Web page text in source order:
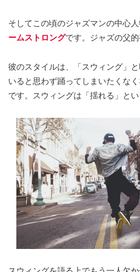
そしてこの頃のジャズマンの中心
ームストロングです。ジャズの父的
彼のスタイルは、「スウィング」
いると思わず踊ってしまいたくな
です。スウィングは「揺れる」とい